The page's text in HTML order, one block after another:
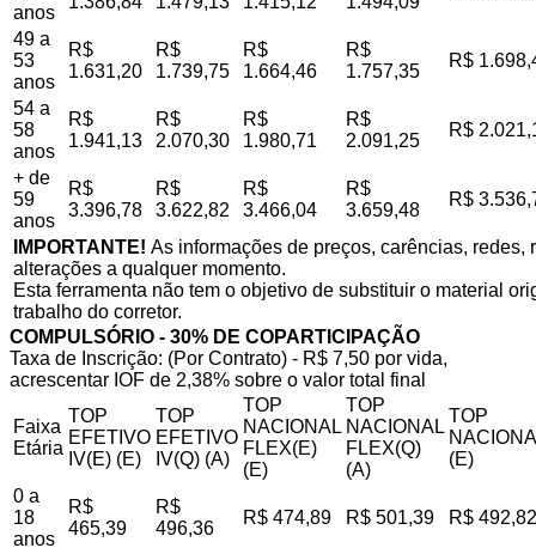
anos
49 a
53
anos
R$
1.631,20
R$
1.739,75
R$
1.664,46
R$
1.757,35
R$
54 a
58
anos
R$
1.941,13
R$
2.070,30
R$
1.980,71
R$
2.091,25
R$
+ de
59
anos
R$
3.396,78
R$
3.622,82
R$
3.466,04
R$
3.659,48
R$
IMPORTANTE! As informações de preços, carências,
alterações a qualquer momento.
Esta ferramenta não tem o objetivo de substituir o material
trabalho do corretor.
COMPULSÓRIO - 30% DE COPARTICIPAÇÃO
Taxa de Inscrição: (Por Contrato) - R$ 7,50 por vida,
acrescentar IOF de 2,38% sobre o valor total final
Faixa
Etária
TOP
EFETIVO
IV(E) (E)
TOP
EFETIVO
IV(Q) (A)
TOP
NACIONAL
FLEX(E)
(E)
TOP
NACIONAL
FLEX(Q)
(A)
TOP
(E)
0 a
18
anos
R$
465,39
R$
496,36
R$ 474,89 R$ 501,39 R$ 492,82